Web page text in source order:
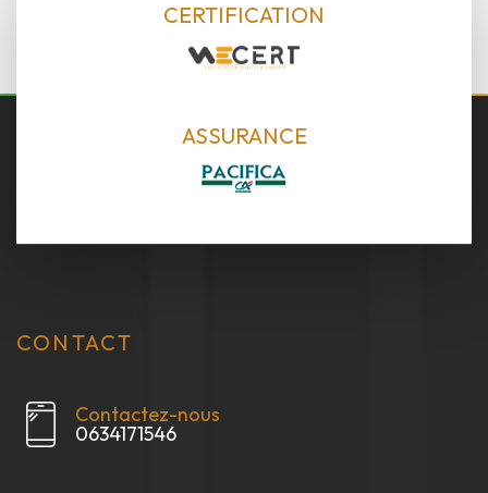
CERTIFICATION
ASSURANCE
CONTACT
Contactez-nous
0634171546